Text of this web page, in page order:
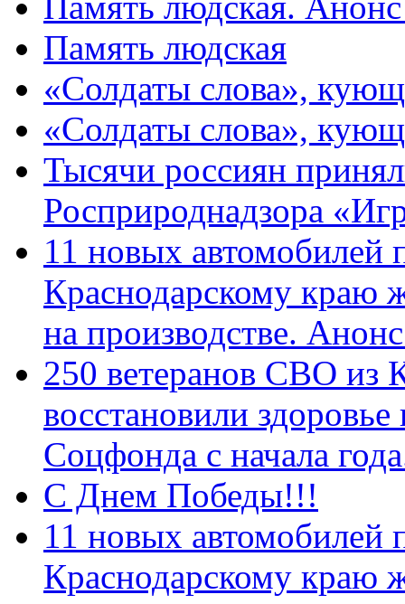
Память людская
«Солдаты слова»,
«Солдаты слова»,
Тысячи россиян
Росприроднадзора
11 новых автомобилей
Краснодарскому краю
на производстве.
250 ветеранов СВО из
восстановили
Соцфонда с начала
С Днем Победы!!!
11 новых автомобилей
Краснодарскому краю